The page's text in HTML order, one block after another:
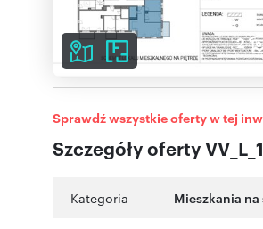
2
Szczegóły oferty
Sprawdź wszystkie oferty w tej
Kategoria Mieszkania